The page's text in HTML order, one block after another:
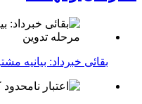
بقائی خبرداد: بیانیه